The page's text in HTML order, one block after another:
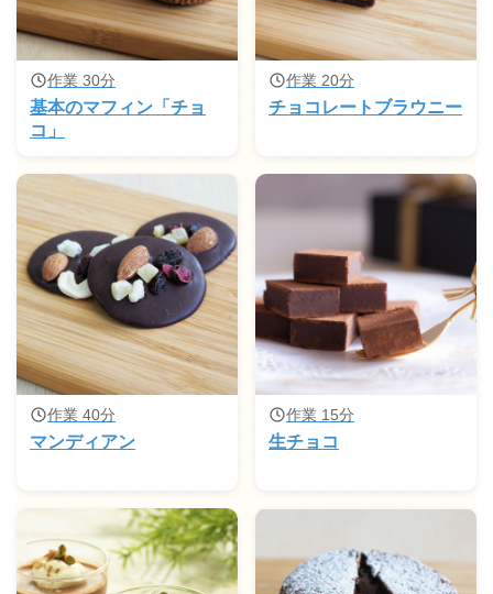
作業 30分
基本のマフィン「チョ
コ」
作業 20分
チョコレートブラウニー
作業 40分
マンディアン
作業 15分
生チョコ